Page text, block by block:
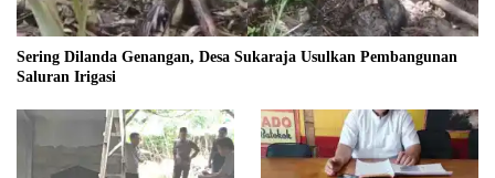
Sering Dilanda Genangan, Desa Sukaraja Usulkan Pembangunan
Saluran Irigasi